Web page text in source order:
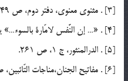
[3] . مثنوي معنوي، دفتر دوم، ص 149.
[4] . «… إن النَّفس لامّارة بالسوء…» يوسف، 53.
[5] . الدرالمنثور، ج 1، ص 261.
[6] . مفاتيح الجنان،‌مناجات التّائبين، ص 118.